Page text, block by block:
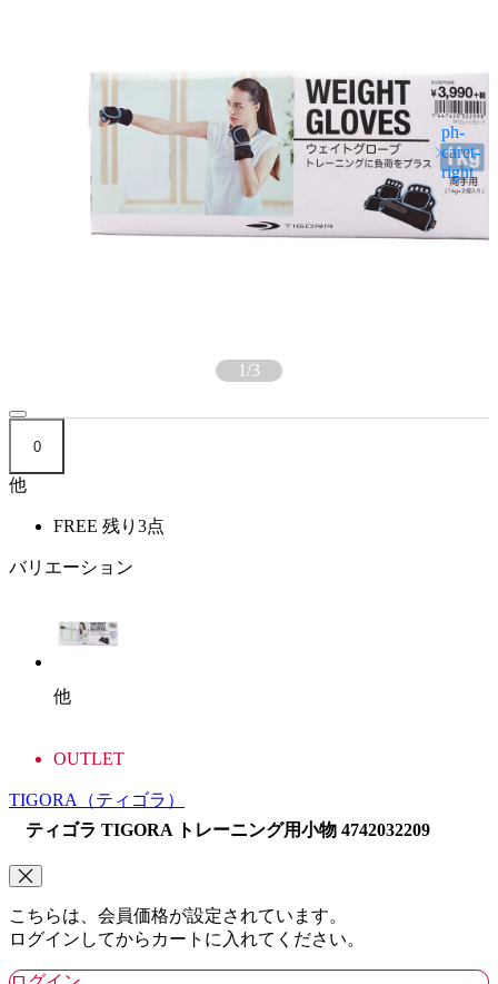
1/3
0
他
FREE 残り3点
バリエーション
他
OUTLET
TIGORA
（ティゴラ）
ティゴラ TIGORA トレーニング用小物 4742032209
こちらは、会員価格が設定されています。
ログインしてからカートに入れてください。